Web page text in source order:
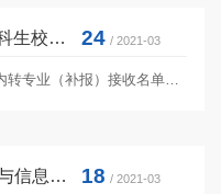
电气与信息学院2020级优秀本科生校内转专业（补报）接收名单公示 24 / 2021-03
东农电信[2021]1号文件《电气与信息学院转专业学生接收方案》 18 / 2021-03